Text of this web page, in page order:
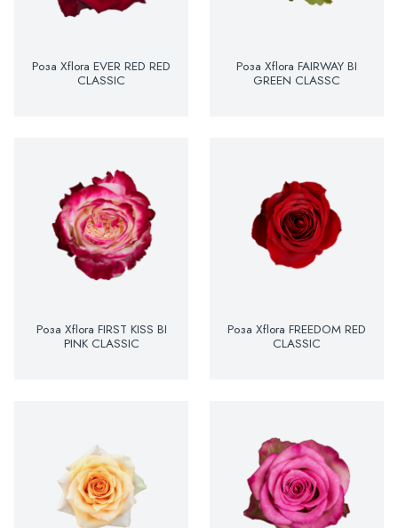
Роза Xflora EVER RED RED
CLASSIC
Роза Xflora FAIRWAY BI
GREEN CLASSC
Роза Xflora FIRST KISS BI
PINK CLASSIC
Роза Xflora FREEDOM RED
CLASSIC